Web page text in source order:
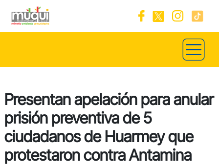
Presentan apelación para anular
prisión preventiva de 5
ciudadanos de Huarmey que
protestaron contra Antamina